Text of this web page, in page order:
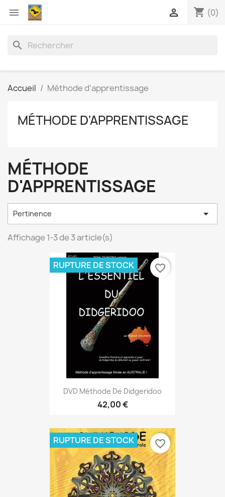
 shopping_cart (0)

search
Accueil Méthode d'apprentissage
MÉTHODE D'APPRENTISSAGE
MÉTHODE
D'APPRENTISSAGE
Pertinence 
Affichage 1-3 de 3 article(s)
DVD Méthode De Didgeridoo
42,00 €
RUPTURE DE STOCK favorite_border
RUPTURE DE STOCK favorite_border